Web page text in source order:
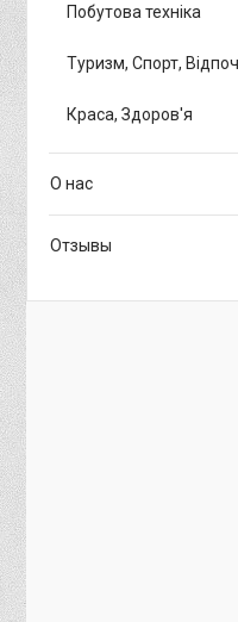
Побутова техніка
Туризм, Спорт,
Краса, Здоров'я
О нас
Отзывы